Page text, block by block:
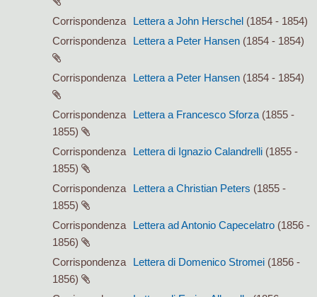
Corrispondenza Lettera a John Herschel (1854 - 1854)
Corrispondenza
Lettera a Peter Hansen (1854 - 1854)
Corrispondenza Lettera a Peter Hansen (1854 - 1854)
Corrispondenza Lettera a Francesco Sforza (1855 -
1855)
Corrispondenza
Lettera di Ignazio Calandrelli (1855 -
1855)
Corrispondenza
Lettera a Christian Peters (1855 -
1855)
Corrispondenza
Lettera ad Antonio Capecelatro (1856 -
1856)
Corrispondenza
Lettera di Domenico Stromei (1856 -
1856)